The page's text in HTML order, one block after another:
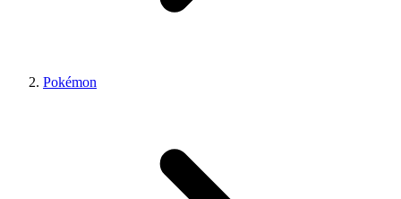
Pokémon